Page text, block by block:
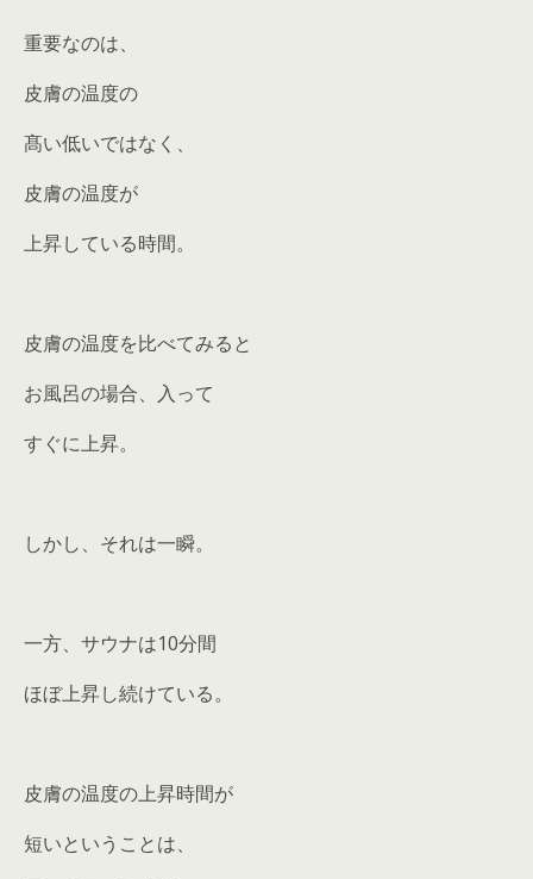
重要なのは、
皮膚の温度の
髙い低いではなく、
皮膚の温度が
上昇している時間。
皮膚の温度を比べてみると
お風呂の場合、入って
すぐに上昇。
しかし、それは一瞬。
一方、サウナは10分間
ほぼ上昇し続けている。
皮膚の温度の上昇時間が
短いということは、